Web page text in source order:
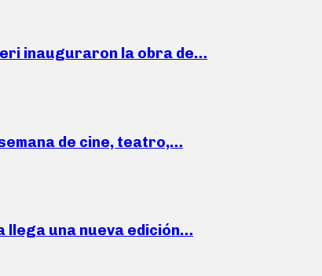
inauguraron la obra de…
de cine, teatro,…
llega una nueva edición…